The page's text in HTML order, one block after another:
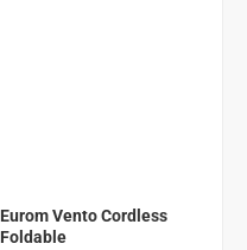
Eurom Vento Cordless
Foldable